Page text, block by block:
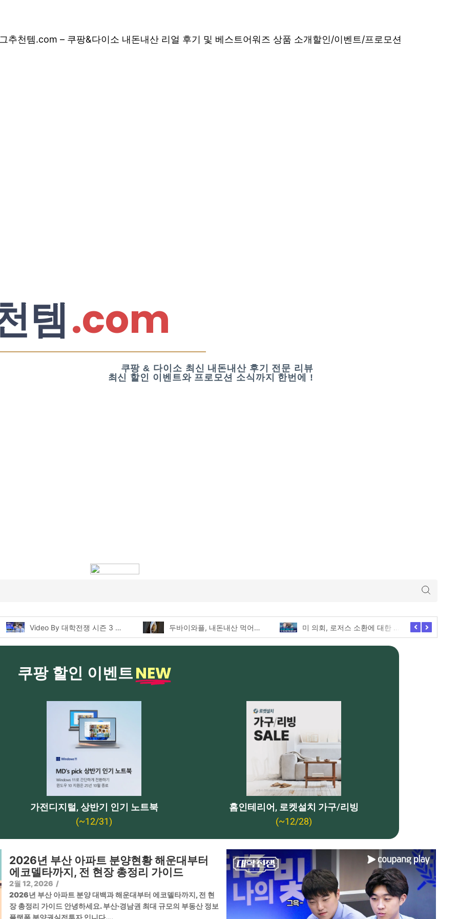
추천템.com – 쿠팡&다이소 내돈내산 리얼 후기 및 베스트어워즈 상품 소개할인/이벤트/프로모션
템.com
쿠팡 & 다이소 최신 내돈내산 후기 전문 리뷰
최신 할인 이벤트와 프로모션 소식까지 한번에 !
쿠팡 할인 이벤트 NEW
가전디지털, 상반기 인기 노트북
(~12/31)
홈인테리어, 로켓설치 가구/리빙
(~12/28)
2026년 부산 아파트 분양현황 해운대부터
에코델타까지, 전 현장 총정리 가이드
2월 12, 2026 /
2026년 부산 아파트 분양 대백과 해운대부터 에코델타까지, 전 현
장 총정리 가이드 안녕하세요. 부산·경남권 최대 규모의 부동산 정보